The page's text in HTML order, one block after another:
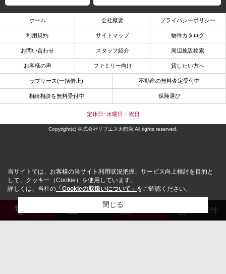
解約受付
ホーム 会社概要 プライバシーポリシー
利用規約 サイトマップ 物件カタログ
お問い合わせ スタッフ紹介 周辺施設検索
お客様の声 ファミリー向け 貸したい方へ
サブリース(一括借上) 不動産の無料査定受付中
相続相談を無料受付中 保険選び
定休日: 水曜日・祝日
Copyright(c) 株式会社リブエス大館店 All rights reserved.
当サイトでは、お客様の当サイト利用状況把握、サービス向上検討を目的と
して、クッキー（Cookie）を使用しています。
詳しくは、当社の 「Cookieの取扱いについて」 をご確認ください。
閉じる